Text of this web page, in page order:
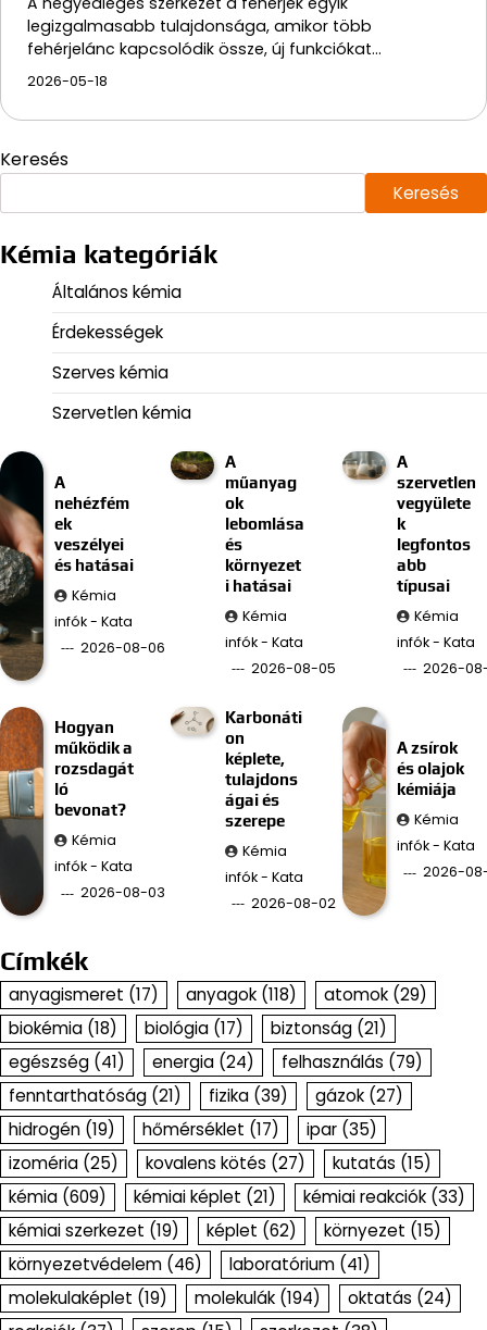
legizgalmasabb tulajdonsága, amikor több
fehérjelánc kapcsolódik össze, új funkciókat…
2026-05-18
Keresés
Keresés
Kémia kategóriák
Általános kémia
Érdekességek
Szerves kémia
Szervetlen kémia
A
nehézfém
ek
veszélyei
és hatásai
Kémia
infók - Kata
2026-08-06
A
műanyag
ok
lebomlása
és
környezet
i hatásai
Kémia
infók - Kata
2026-08-05
A
szervetlen
vegyülete
k
legfontos
abb
típusai
Kémia
infók - Kata
2026-
Hogyan
működik a
rozsdagát
ló
bevonat?
Kémia
infók - Kata
2026-08-03
Karbonáti
on
képlete,
tulajdons
ágai és
szerepe
Kémia
infók - Kata
2026-08-02
A zsírok
és olajok
kémiája
Kémia
infók - Kata
2026-
Címkék
anyagismeret (17) anyagok (118) atomok (29)
biokémia (18) biológia (17) biztonság (21)
egészség (41) energia (24) felhasználás (79)
fenntarthatóság (21) fizika (39) gázok (27)
hidrogén (19) hőmérséklet (17) ipar (35)
izoméria (25) kovalens kötés (27) kutatás (15)
kémia (609) kémiai képlet (21) kémiai reakciók (33)
kémiai szerkezet (19) képlet (62) környezet (15)
környezetvédelem (46) laboratórium (41)
molekulaképlet (19) molekulák (194) oktatás (24)